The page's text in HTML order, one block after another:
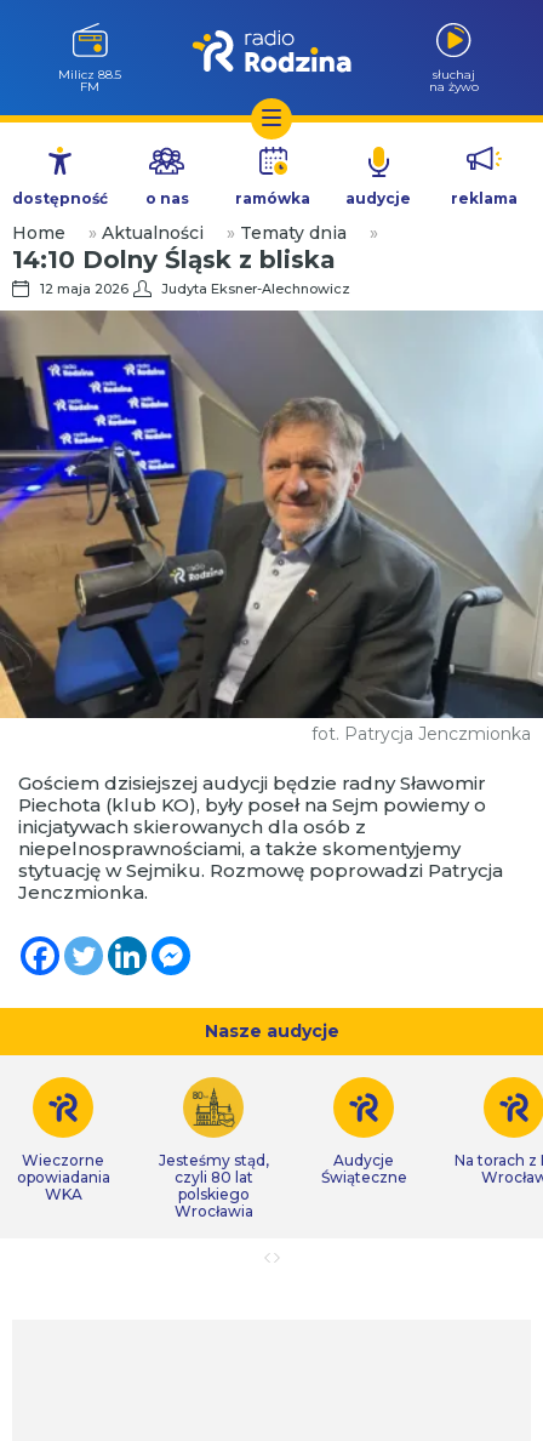
Przejdź
treści
Milicz 88.5
FM
słuchaj
na żywo
dostępność o nas ramówka audycje reklama
Home » Aktualności » Tematy dnia »
14:10 Dolny Śląsk z bliska
12 maja 2026 Judyta Eksner-Alechnowicz
fot. Patrycja Jenczmionka
Gościem dzisiejszej audycji będzie radny Sławomir
Piechota (klub KO), były poseł na Sejm powiemy o
inicjatywach skierowanych dla osób z
niepelnosprawnościami, a także skomentyjemy
stytuację w Sejmiku. Rozmowę poprowadzi Patrycja
Jenczmionka.
Nasze audycje
Wieczorne
opowiadania
WKA
Jesteśmy stąd,
czyli 80 lat
polskiego
Wrocławia
Audycje
Świąteczne
Na torach z